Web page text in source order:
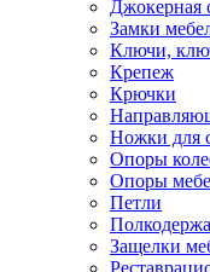
Джокерная
Замки
Ключи,
Крепеж
Крючки
Ножки для
Опоры
Опоры
Петли
Защелки